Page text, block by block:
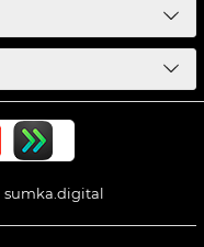
sumka.digital